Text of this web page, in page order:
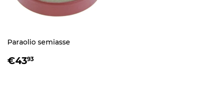
Paraolio semiasse
PREZZO
€4393